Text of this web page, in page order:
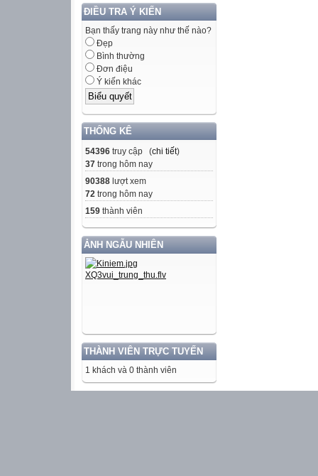
ĐIỀU TRA Ý KIẾN
Bạn thấy trang này như thế nào?
Đẹp
Bình thường
Đơn điệu
Ý kiến khác
THỐNG KÊ
54396 truy cập (chi tiết)
37 trong hôm nay
90388 lượt xem
72 trong hôm nay
159 thành viên
ẢNH NGẪU NHIÊN
THÀNH VIÊN TRỰC TUYẾN
1 khách và 0 thành viên